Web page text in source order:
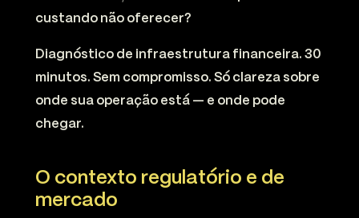
custando não oferecer?
Diagnóstico de infraestrutura financeira. 30
minutos. Sem compromisso. Só clareza sobre
onde sua operação está — e onde pode
chegar.
O contexto regulatório e de
mercado